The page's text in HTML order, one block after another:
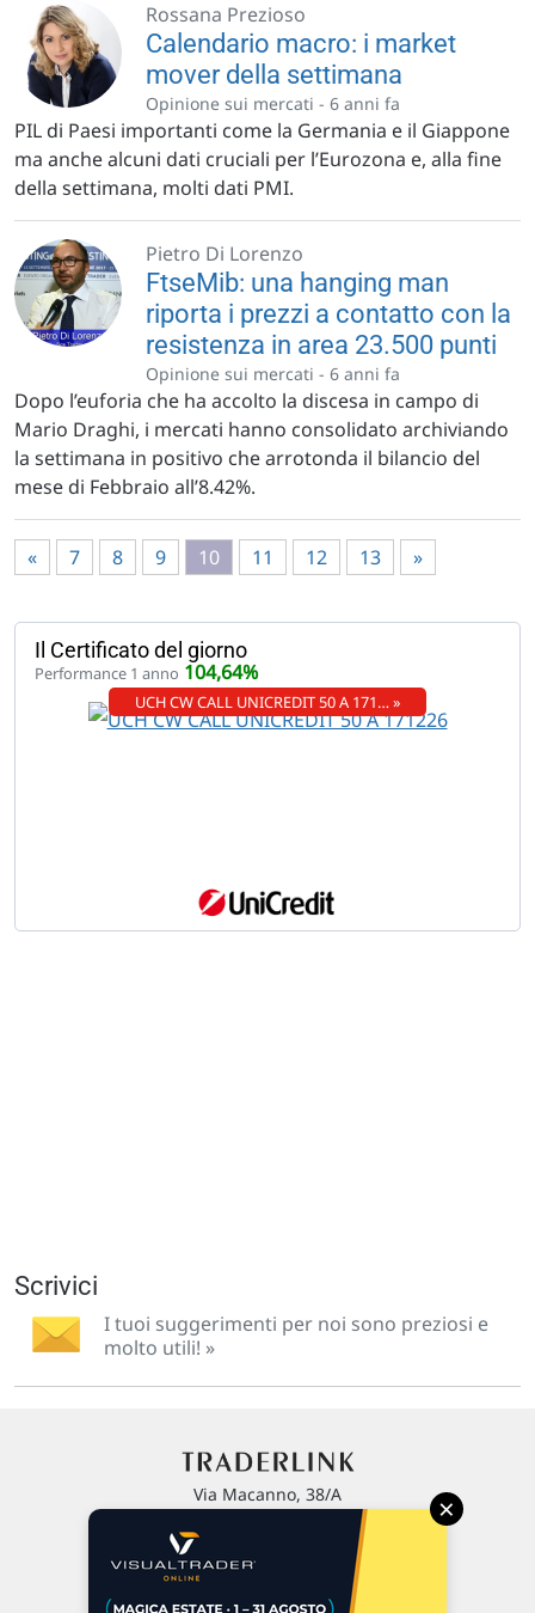
Rossana Prezioso
Calendario macro: i market
mover della settimana
Opinione sui mercati - 6 anni fa
PIL di Paesi importanti come la Germania e il Giappone
ma anche alcuni dati cruciali per l’Eurozona e, alla fine
della settimana, molti dati PMI.
Pietro Di Lorenzo
FtseMib: una hanging man
riporta i prezzi a contatto con la
resistenza in area 23.500 punti
Opinione sui mercati - 6 anni fa
Dopo l’euforia che ha accolto la discesa in campo di
Mario Draghi, i mercati hanno consolidato archiviando
la settimana in positivo che arrotonda il bilancio del
mese di Febbraio all’8.42%.
« 7 8 9 10 11 12 13 »
Il Certificato del giorno
Performance 1 anno 104,64%
UCH CW CALL UNICREDIT 50 A 171… »
Scrivici
I tuoi suggerimenti per noi sono preziosi e
molto utili! »
Via Macanno, 38/A
P.IVA 02 452 460 401
Chi siamo
×